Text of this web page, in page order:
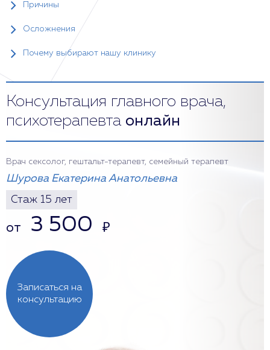
Причины
Осложнения
Почему выбирают нашу клинику
Консультация главного врача,
психотерапевта онлайн
Записаться на
консультацию
Врач сексолог, гештальт-терапевт, семейный терапевт
Шурова Екатерина Анатольевна
Стаж 15 лет
от 3 500 ₽